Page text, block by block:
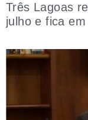
Três Lagoas
julho e fica em